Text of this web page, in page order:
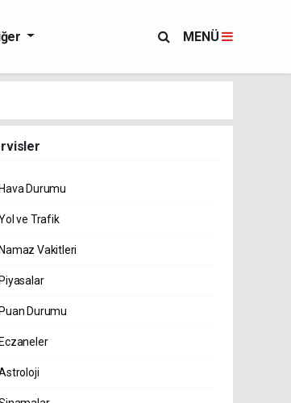
MENÜ
Durumu
ve Trafik
Vakitleri
Durumu